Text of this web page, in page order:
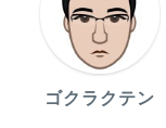
ゴクラクテン